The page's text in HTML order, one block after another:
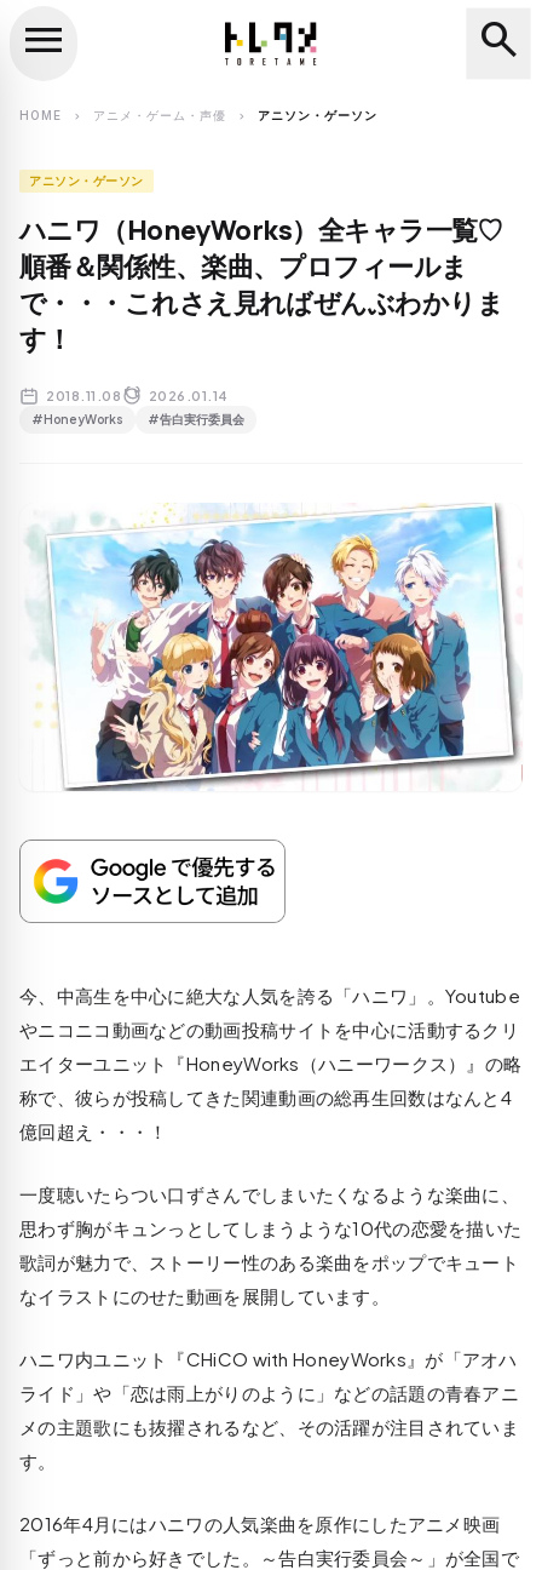
search
menu search
HOME chevron_right アニメ・ゲーム・声優 chevron_right アニソン・ゲーソン
アニソン・ゲーソン
ハニワ（HoneyWorks）全キャラ一覧♡
順番＆関係性、楽曲、プロフィールま
で・・・これさえ見ればぜんぶわかりま
す！
2018.11.08 2026.01.14
#HoneyWorks #告白実行委員会
今、中高生を中心に絶大な人気を誇る「ハニワ」。Youtube
やニコニコ動画などの動画投稿サイトを中心に活動するクリ
エイターユニット『HoneyWorks（ハニーワークス）』の略
称で、彼らが投稿してきた関連動画の総再生回数はなんと4
億回超え・・・！
一度聴いたらつい口ずさんでしまいたくなるような楽曲に、
思わず胸がキュンっとしてしまうような10代の恋愛を描いた
歌詞が魅力で、ストーリー性のある楽曲をポップでキュート
なイラストにのせた動画を展開しています。
ハニワ内ユニット『CHiCO with HoneyWorks』が「アオハ
ライド」や「恋は雨上がりのように」などの話題の青春アニ
メの主題歌にも抜擢されるなど、その活躍が注目されていま
す。
2016年4月にはハニワの人気楽曲を原作にしたアニメ映画
「ずっと前から好きでした。～告白実行委員会～」が全国で